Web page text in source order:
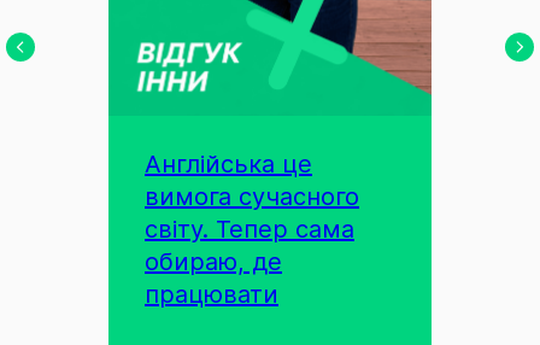
Англійська це
вимога сучасного
світу. Тепер сама
обираю, де
працювати